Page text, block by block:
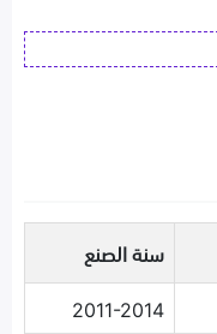
سنة الصنع
2011-2014